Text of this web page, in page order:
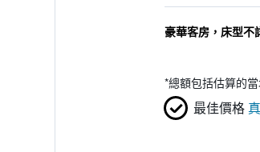
豪華客房，床型不
*總額包括估算的
最佳價格